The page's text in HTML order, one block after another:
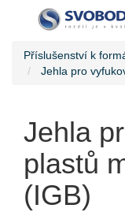
Příslušenství k
Jehla pro
Jehla
plastů
(IGB)